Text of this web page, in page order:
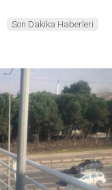
Son Dakika Haberleri